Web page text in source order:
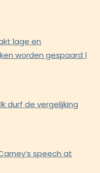
lage en
worden gespaard |
durf de vergelijking
speech at